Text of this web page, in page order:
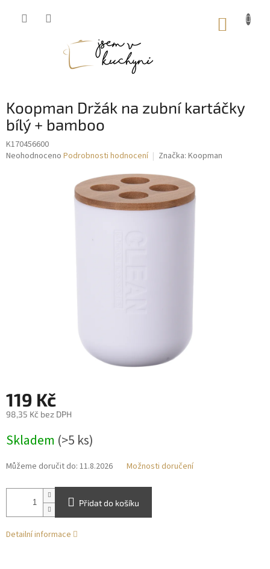
Koopman Držák na zubní kartáčky
bílý + bamboo
K170456600
Průměrné
Neohodnoceno Podrobnosti hodnocení Značka: Koopman
119 Kč
98,35 Kč bez DPH
cena:
Skladem (>5 ks)
Můžeme doručit do: 11.8.2026 Možnosti doručení
Přidat do košíku
Detailní informace